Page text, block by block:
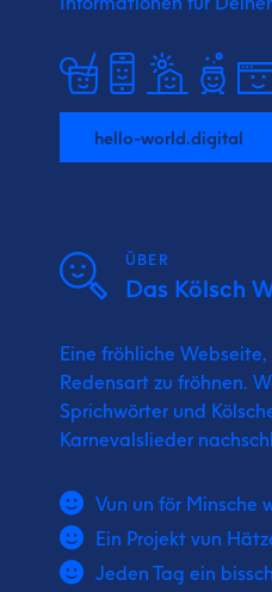
hello-world.digital
ÜBER
Das Kölsch
Eine fröhliche
Redensart zu fröhnen.
Sprichwörter und
Karnevalslieder
Vun un för Minsche
Ein Projekt vun
Jeden Tag ein